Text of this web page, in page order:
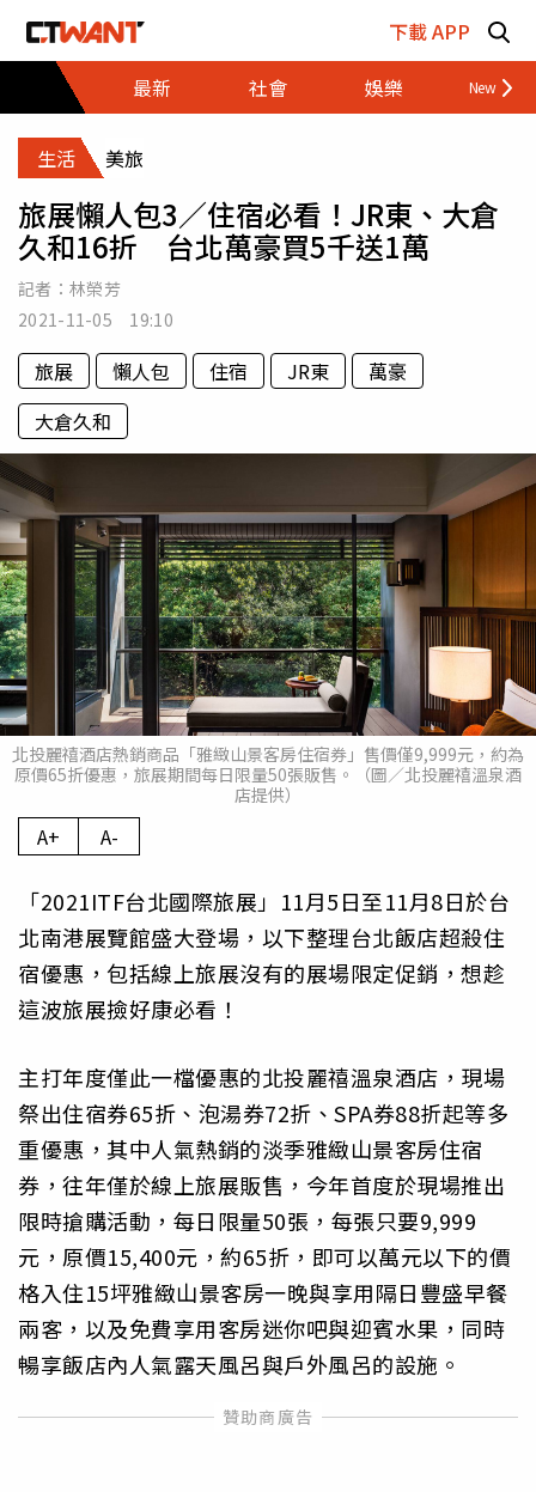
下載 APP
最新
社會 娛樂 財經
生活 美旅
旅展懶人包3／住宿必看！JR東、大倉
久和16折 台北萬豪買5千送1萬
記者： 林榮芳
2021-11-05 19:10
旅展 懶人包 住宿 JR東
萬豪
大倉久和
北投麗禧酒店熱銷商品「雅緻山景客房住宿券」售價僅9,999元，約為
原價65折優惠，旅展期間每日限量50張販售。（圖／北投麗禧溫泉酒
店提供）
A+ A-
「2021ITF台北國際旅展」11月5日至11月8日於台
北南港展覽館盛大登場，以下整理台北飯店超殺住
宿優惠，包括線上旅展沒有的展場限定促銷，想趁
這波旅展撿好康必看！
主打年度僅此一檔優惠的北投麗禧溫泉酒店，現場
祭出住宿券65折、泡湯券72折、SPA券88折起等多
重優惠，其中人氣熱銷的淡季雅緻山景客房住宿
券，往年僅於線上旅展販售，今年首度於現場推出
限時搶購活動，每日限量50張，每張只要9,999
元，原價15,400元，約65折，即可以萬元以下的價
格入住15坪雅緻山景客房一晚與享用隔日豐盛早餐
兩客，以及免費享用客房迷你吧與迎賓水果，同時
暢享飯店內人氣露天風呂與戶外風呂的設施。